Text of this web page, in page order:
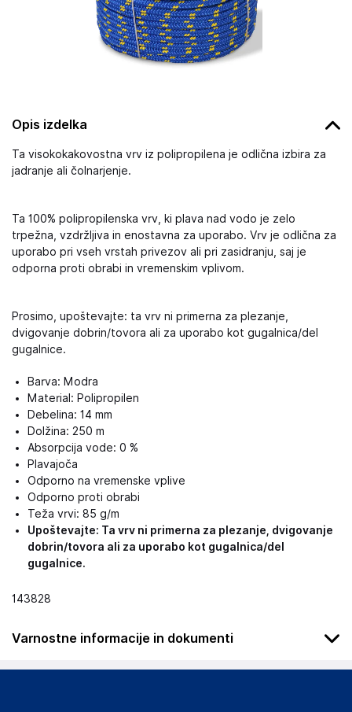
Opis izdelka
Ta visokokakovostna vrv iz polipropilena je odlična izbira za
jadranje ali čolnarjenje.
Ta 100% polipropilenska vrv, ki plava nad vodo je zelo
trpežna, vzdržljiva in enostavna za uporabo. Vrv je odlična za
uporabo pri vseh vrstah privezov ali pri zasidranju, saj je
odporna proti obrabi in vremenskim vplivom.
Prosimo, upoštevajte: ta vrv ni primerna za plezanje,
dvigovanje dobrin/tovora ali za uporabo kot gugalnica/del
gugalnice.
Barva: Modra
Material: Polipropilen
Debelina: 14 mm
Dolžina: 250 m
Absorpcija vode: 0 %
Plavajoča
Odporno na vremenske vplive
Odporno proti obrabi
Teža vrvi: 85 g/m
Upoštevajte: Ta vrv ni primerna za plezanje, dvigovanje
dobrin/tovora ali za uporabo kot gugalnica/del
gugalnice.
143828
Varnostne informacije in dokumenti
Podatki o proizvajalcu